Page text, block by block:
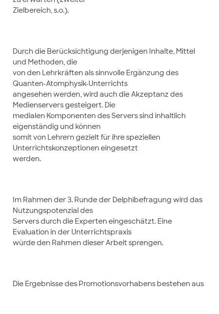
Zielbereich, s.o.).
Durch die Berücksichtigung derjenigen Inhalte, Mittel
und Methoden, die
von den Lehrkräften als sinnvolle Ergänzung des
Quanten-Atomphysik-Unterrichts
angesehen werden, wird auch die Akzeptanz des
Medienservers gesteigert. Die
medialen Komponenten des Servers sind inhaltlich
eigenständig und können
somit von Lehrern gezielt für ihre speziellen
Unterrichtskonzeptionen eingesetzt
werden.
Im Rahmen der 3. Runde der Delphibefragung wird das
Nutzungspotenzial des
Servers durch die Experten eingeschätzt. Eine
Evaluation in der Unterrichtspraxis
würde den Rahmen dieser Arbeit sprengen.
Die Ergebnisse des Promotionsvorhabens bestehen aus